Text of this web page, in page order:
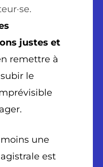
justes et
remettre à
le
une
est